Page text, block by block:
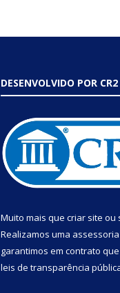
DESENVOLVIDO POR CR2
Muito mais que criar site ou
Realizamos uma assessoria
garantimos em contrato
leis de transparência